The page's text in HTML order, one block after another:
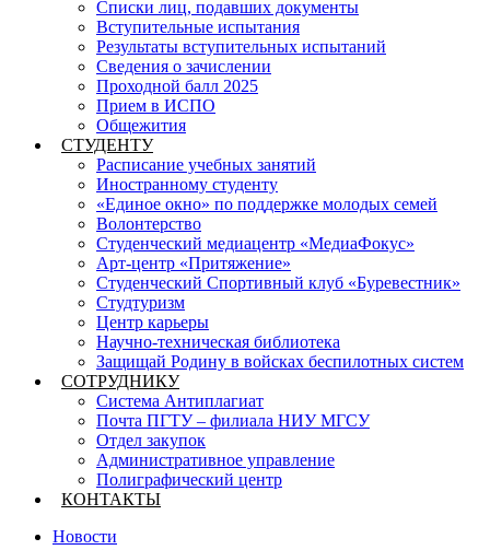
Списки лиц, подавших документы
Вступительные испытания
Результаты вступительных испытаний
Сведения о зачислении
Проходной балл 2025
Прием в ИСПО
Общежития
СТУДЕНТУ
Расписание учебных занятий
Иностранному студенту
«Единое окно» по поддержке молодых семей
Волонтерство
Студенческий медиацентр «МедиаФокус»
Арт-центр «Притяжение»
Студенческий Спортивный клуб «Буревестник»
Студтуризм
Центр карьеры
Научно-техническая библиотека
Защищай Родину в войсках беспилотных систем
СОТРУДНИКУ
Система Антиплагиат
Почта ПГТУ – филиала НИУ МГСУ
Отдел закупок
Административное управление
Полиграфический центр
КОНТАКТЫ
Новости